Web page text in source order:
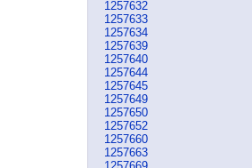
1257632
1257633
1257634
1257639
1257640
1257644
1257645
1257649
1257650
1257652
1257660
1257663